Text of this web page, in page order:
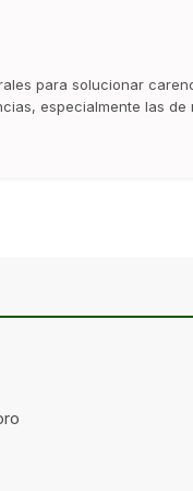
para solucionar
especialmente las de